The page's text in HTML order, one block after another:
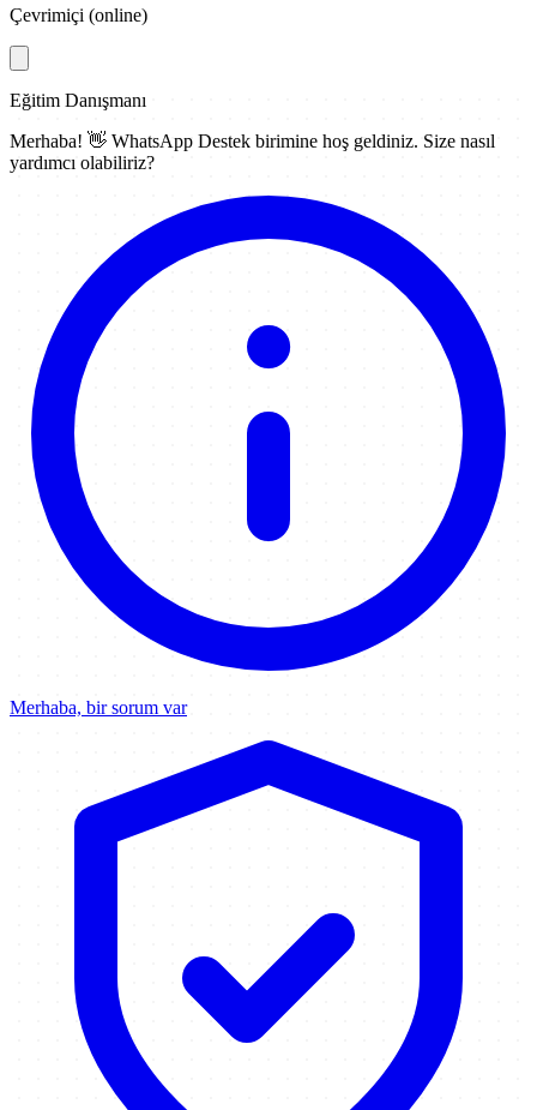
Çevrimiçi (online)
Eğitim Danışmanı
Merhaba! 👋 WhatsApp Destek birimine hoş geldiniz. Size nasıl
yardımcı olabiliriz?
Merhaba, bir sorum var